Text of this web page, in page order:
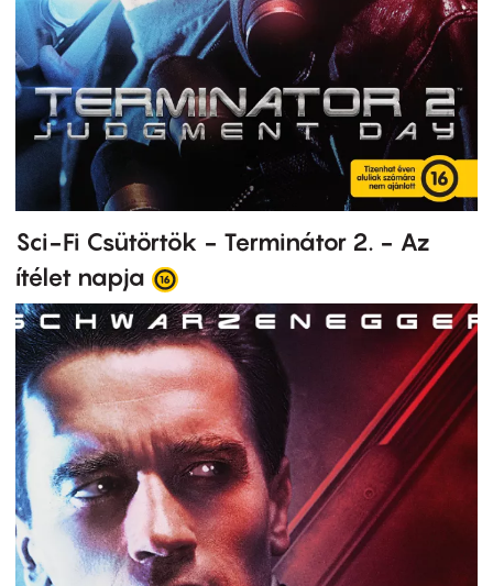
Sci-Fi Csütörtök - Terminátor 2. - Az
ítélet napja